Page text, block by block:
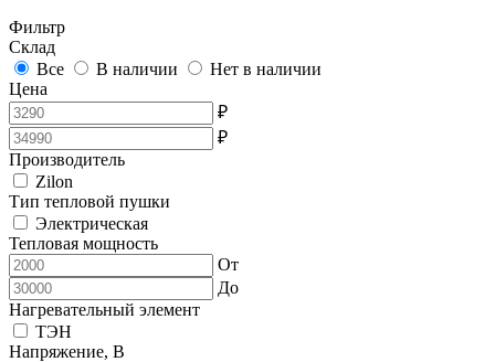
Фильтр
Склад
Все
В наличии
Нет в наличии
Цена
₽
₽
Производитель
Zilon
Тип тепловой пушки
Электрическая
Тепловая мощность
От
До
Нагревательный элемент
ТЭН
Напряжение, В